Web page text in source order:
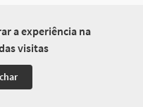
a experiência na
visitas